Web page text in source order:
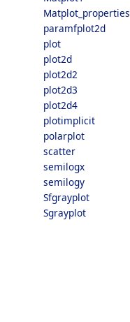
Matplot_properties
paramfplot2d
plot
plot2d
plot2d2
plot2d3
plot2d4
plotimplicit
polarplot
scatter
semilogx
semilogy
Sfgrayplot
Sgrayplot